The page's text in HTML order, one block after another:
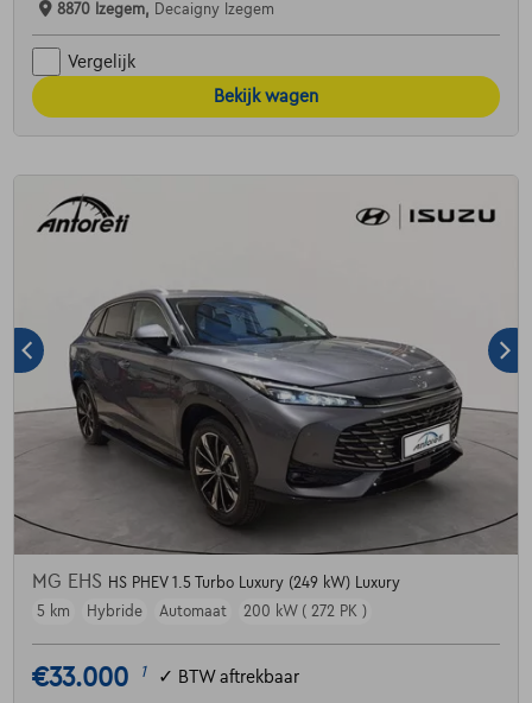
8870 Izegem, Decaigny Izegem
Vergelijk
Bekijk wagen
MG EHS HS PHEV 1.5 Turbo Luxury (249 kW) Luxury
5 km
Hybride Automaat 200 kW ( 272 PK )
€33.000 1 ✓ BTW aftrekbaar